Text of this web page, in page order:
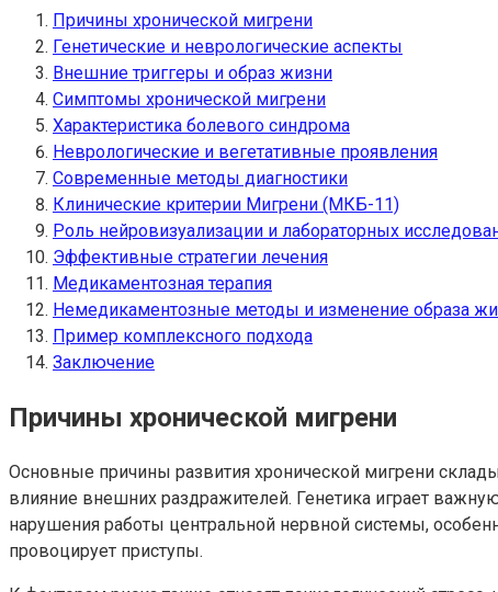
Причины хронической мигрени
Генетические и неврологические аспекты
Внешние триггеры и образ жизни
Симптомы хронической мигрени
Характеристика болевого синдрома
Неврологические и вегетативные проявления
Современные методы диагностики
Клинические критерии Мигрени (МКБ-11)
Роль нейровизуализации и лабораторных
Эффективные стратегии лечения
Медикаментозная терапия
Немедикаментозные методы и изменение образа
Пример комплексного подхода
Заключение
Причины хронической мигрени
Основные причины развития хронической мигрени
влияние внешних раздражителей. Генетика играет
нарушения работы центральной нервной системы,
провоцирует приступы.